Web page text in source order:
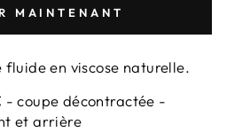
MAINTENANT
fluide en viscose naturelle.
- coupe décontractée -
et arrière